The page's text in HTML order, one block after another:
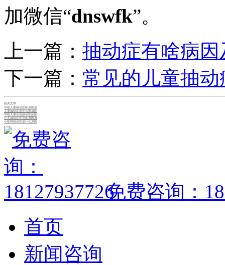
加微信“dnswfk”。
上一篇： 抽动症有啥病因
下一篇： 常见的儿童抽
相关文章
导致儿童抽动症的原因是
儿童抽动症是怎么形成的
导致儿童出现抽动症的因
小儿抽动症常见的原因有
小孩得抽动症是什么原因
免费咨询：
首页
新闻咨询